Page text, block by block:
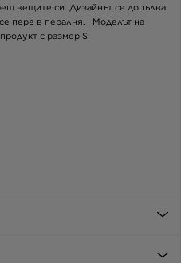
вещите си. Дизайнът се допълва
пере в пералня. | Моделът на
с размер S.